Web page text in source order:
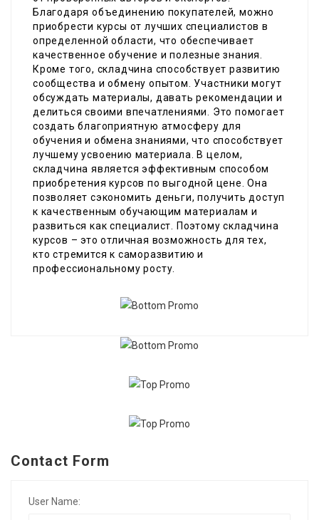
Благодаря объединению покупателей, можно
приобрести курсы от лучших специалистов в
определенной области, что обеспечивает
качественное обучение и полезные знания.
Кроме того, складчина способствует развитию
сообщества и обмену опытом. Участники могут
обсуждать материалы, давать рекомендации и
делиться своими впечатлениями. Это помогает
создать благоприятную атмосферу для
обучения и обмена знаниями, что способствует
лучшему усвоению материала. В целом,
складчина является эффективным способом
приобретения курсов по выгодной цене. Она
позволяет сэкономить деньги, получить доступ
к качественным обучающим материалам и
развиться как специалист. Поэтому складчина
курсов – это отличная возможность для тех,
кто стремится к саморазвитию и
профессиональному росту.
Contact Form
User Name: